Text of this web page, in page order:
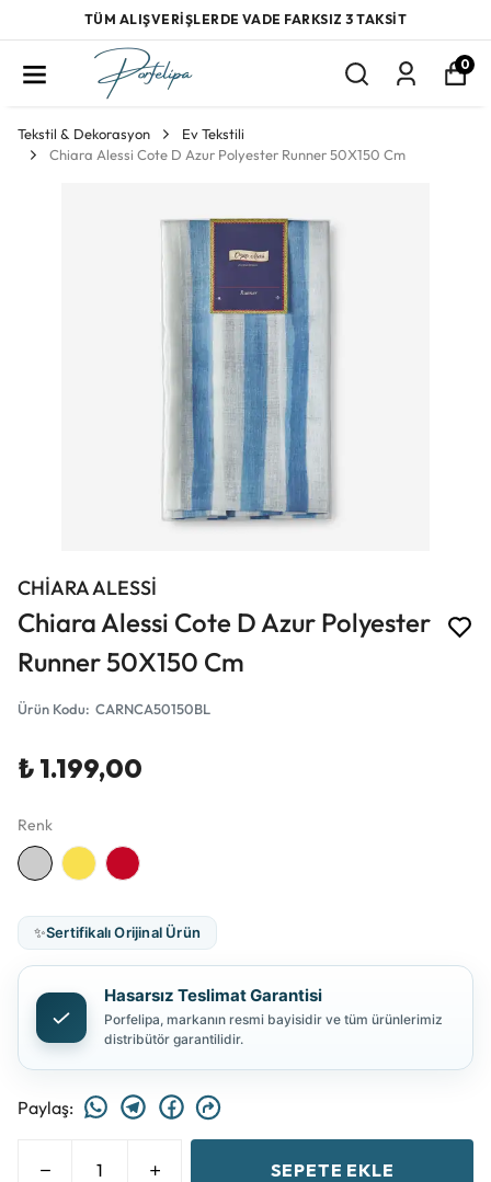
TÜM ALIŞVERİŞLERDE VADE FARKSIZ 3 TAKSİT
0
Tekstil & Dekorasyon
Ev Tekstili
Chiara Alessi Cote D Azur Polyester Runner 50X150 Cm
CHİARA ALESSİ
Chiara Alessi Cote D Azur Polyester
Runner 50X150 Cm
Ürün Kodu: CARNCA50150BL
₺ 1.199,00
Renk
✨Sertifikalı Orijinal Ürün
Hasarsız Teslimat Garantisi
Porfelipa, markanın resmi bayisidir ve tüm ürünlerimiz
distribütör garantilidir.
Paylaş:
SEPETE EKLE